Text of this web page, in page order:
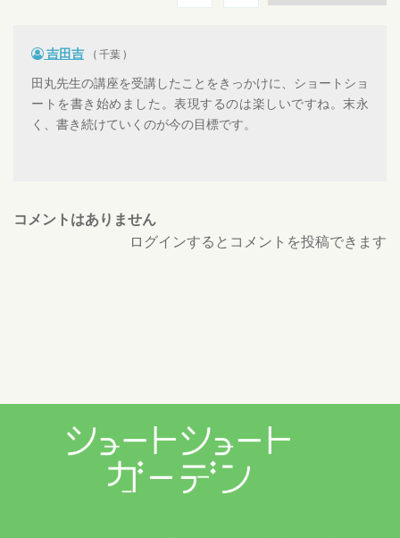
吉田吉 ( 千葉 )
田丸先生の講座を受講したことをきっかけに、ショートショ
ートを書き始めました。表現するのは楽しいですね。末永
く、書き続けていくのが今の目標です。
コメントはありません
ログインするとコメントを投稿できます